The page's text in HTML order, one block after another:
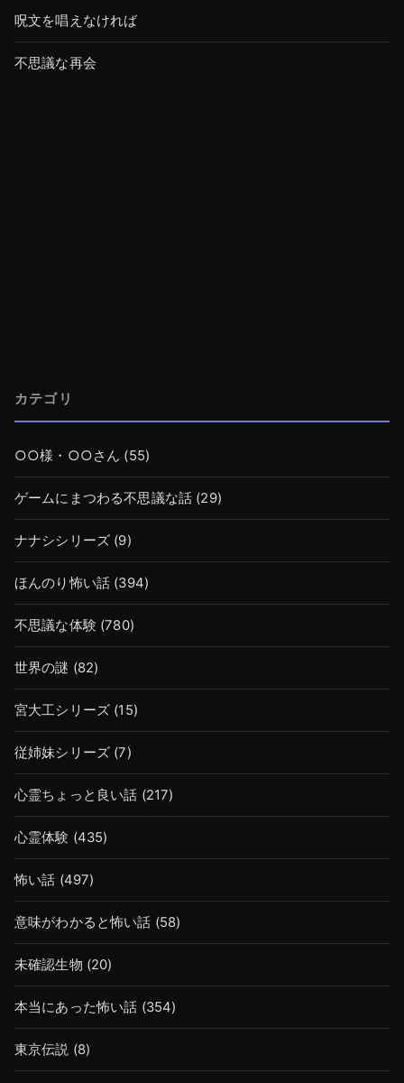
呪文を唱えなければ
不思議な再会
カテゴリ
○○様・○○さん (55)
ゲームにまつわる不思議な話 (29)
ナナシシリーズ (9)
ほんのり怖い話 (394)
不思議な体験 (780)
世界の謎 (82)
宮大工シリーズ (15)
従姉妹シリーズ (7)
心霊ちょっと良い話 (217)
心霊体験 (435)
怖い話 (497)
意味がわかると怖い話 (58)
未確認生物 (20)
本当にあった怖い話 (354)
東京伝説 (8)